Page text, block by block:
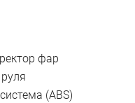
фар
(ABS)